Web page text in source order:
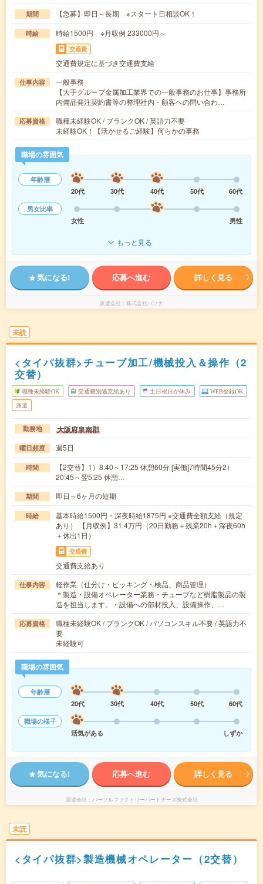
期間 【急募】即日～長期 ※スタート日相談OK！
時給 時給1500円 ※月収例 233000円～
交通費
交通費規定に基づき交通費支給
仕事内容
一般事務
【大手グループ金属加工業界での一般事務のお仕事】事務所
内備品発注契約書等の整理社内・顧客への問い合わ…
応募資格
職種未経験OK / ブランクOK / 英語力不要
未経験OK！【活かせるご経験】何らかの事務
職場の雰囲気
年齢層
20代
30代 40代 50代
60代
男女比率
女性
男性
もっと見る
気になる! 応募へ進む 詳しく見る
派遣会社 株式会社パソナ
未読
<タイパ抜群>チューブ加工/機械投入＆操作（2
交替）
職種未経験OK 交通費別途支給あり 土日祝日が休み WEB登録OK
派遣
勤務地 大阪府泉南郡
曜日頻度 週5日
時間
【2交替】1）8:40～17:25 休憩60分 [実働]7時間45分2）
20:45～翌5:25 休憩…
期間 即日～6ヶ月の短期
時給
基本時給1500円・深夜時給1875円 ※交通費全額支給（規定
あり） 【月収例】31.4万円（20日勤務＋残業20h＋深夜60h
＋休出1日）
交通費
交通費支給あり
仕事内容
軽作業（仕分け・ピッキング・検品、商品管理）
＊製造・設備オペレーター業務・チューブなど樹脂製品の製
造を担当します。・設備への部材投入、設備操作、…
応募資格
職種未経験OK / ブランクOK / パソコンスキル不要 / 英語力不
要
未経験可
職場の雰囲気
年齢層
20代
30代 40代 50代
60代
職場の様子
活気がある
しずか
気になる! 応募へ進む 詳しく見る
派遣会社 パーソルファクトリーパートナーズ株式会社
未読
<タイパ抜群>製造機械オペレーター（2交替）